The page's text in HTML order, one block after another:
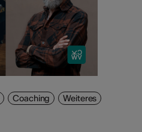
Coaching
Weiteres